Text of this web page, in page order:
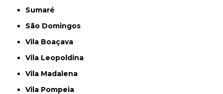
Sumaré
São Domingos
Vila Boaçava
Vila Leopoldina
Vila Madalena
Vila Pompeia